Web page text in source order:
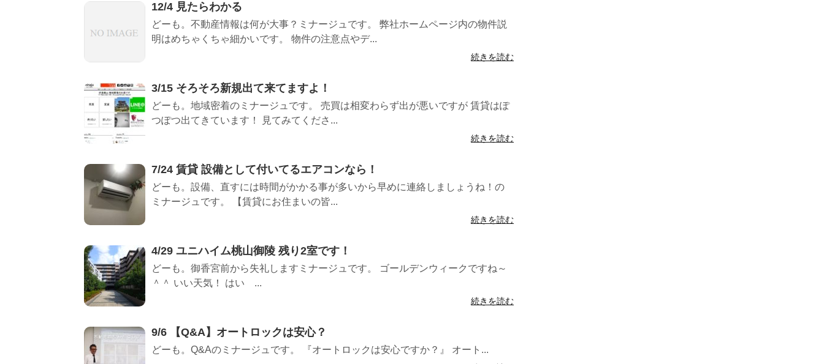
12/4 見たらわかる
どーも。不動産情報は何が大事？ミナージュです。 弊社ホームページ内の物件説
明はめちゃくちゃ細かいです。 物件の注意点やデ...
続きを読む
3/15 そろそろ新規出て来てますよ！
どーも。地域密着のミナージュです。 売買は相変わらず出が悪いですが 賃貸はぽ
つぽつ出てきています！ 見てみてくださ...
続きを読む
7/24 賃貸 設備として付いてるエアコンなら！
どーも。設備、直すには時間がかかる事が多いから早めに連絡しましょうね！の
ミナージュです。 【賃貸にお住まいの皆...
続きを読む
4/29 ユニハイム桃山御陵 残り2室です！
どーも。御香宮前から失礼しますミナージュです。 ゴールデンウィークですね～
＾＾ いい天気！ はい ...
続きを読む
9/6 【Q&A】オートロックは安心？
どーも。Q&Aのミナージュです。 『オートロックは安心ですか？』 オート...